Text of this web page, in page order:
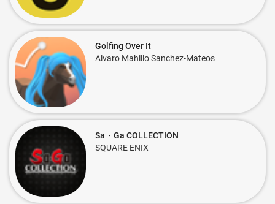
Golfing Over It
Alvaro Mahillo Sanchez-Mateos
Sa・Ga COLLECTION
SQUARE ENIX